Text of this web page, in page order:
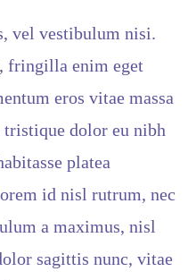
vel vestibulum nisi.
fringilla enim eget
eros vitae massa
tristique dolor eu nibh
platea
id nisl rutrum, nec
a maximus, nisl
sagittis nunc, vitae